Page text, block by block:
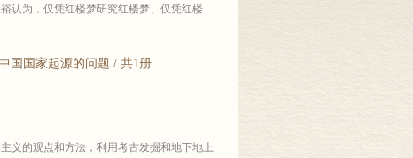
认为，仅凭红楼梦研究红楼梦、仅凭红楼...
国国家起源的问题 / 共1册
义的观点和方法，利用考古发掘和地下地上